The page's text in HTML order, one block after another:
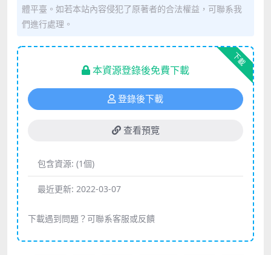
體平臺。如若本站內容侵犯了原著者的合法權益，可聯系我
們進行處理。
下載
本資源登錄後免費下載
登錄後下載
查看預覽
包含資源: (1個)
最近更新: 2022-03-07
下載遇到問題？可聯系客服或反饋